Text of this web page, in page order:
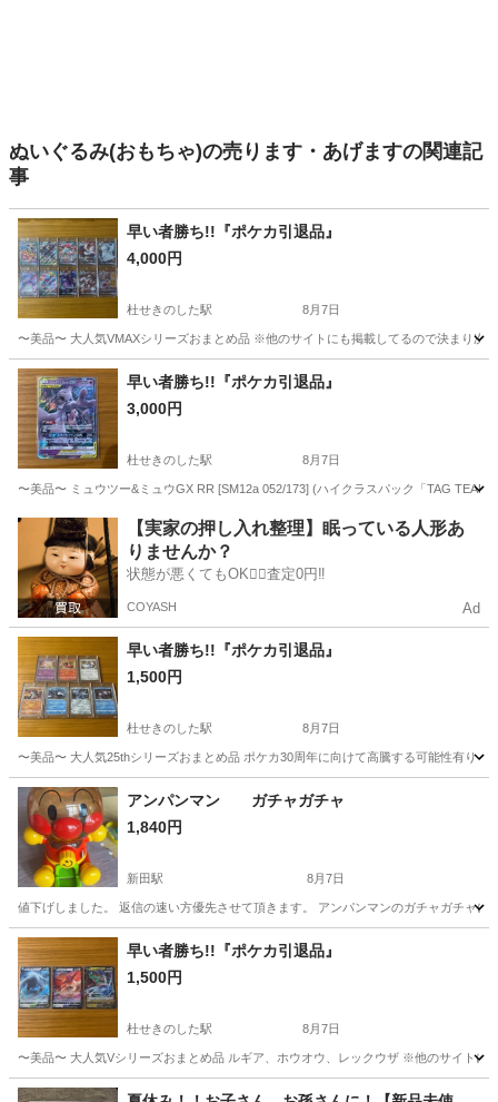
ぬいぐるみ(おもちゃ)の売ります・あげますの関連記
事
早い者勝ち!!『ポケカ引退品』
4,000円
杜せきのした駅 8月7日
〜美品〜 大人気VMAXシリーズおまとめ品 ※他のサイトにも掲載してるので決まり次
宮城 名取市 杜せきのした駅 カードゲーム
早い者勝ち!!『ポケカ引退品』
3,000円
杜せきのした駅 8月7日
〜美品〜 ミュウツー&ミュウGX RR [SM12a 052/173] (ハイクラスパック「TAG
宮城 名取市 杜せきのした駅 カードゲーム ポケカ
【実家の押し入れ整理】眠っている人形あ
りませんか？
状態が悪くてもOK🙆‍♀️査定0円‼️
COYASH Ad
早い者勝ち!!『ポケカ引退品』
1,500円
杜せきのした駅 8月7日
〜美品〜 大人気25thシリーズおまとめ品 ポケカ30周年に向けて高騰する可能性有り
宮城 名取市 杜せきのした駅 カードゲーム
アンパンマン ガチャガチャ
1,840円
新田駅 8月7日
値下げしました。 返信の速い方優先させて頂きます。 アンパンマンのガチャガチャ
宮城 登米市 新田駅 おもちゃ ガチャガチャ
早い者勝ち!!『ポケカ引退品』
1,500円
杜せきのした駅 8月7日
〜美品〜 大人気Vシリーズおまとめ品 ルギア、ホウオウ、レックウザ ※他のサイトに
宮城 名取市 杜せきのした駅 カードゲーム ポケカ